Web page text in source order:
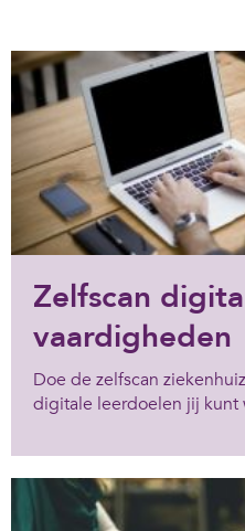
Zelfscan
vaardigheden
Doe de zelfscan
digitale leerdoelen jij kunt